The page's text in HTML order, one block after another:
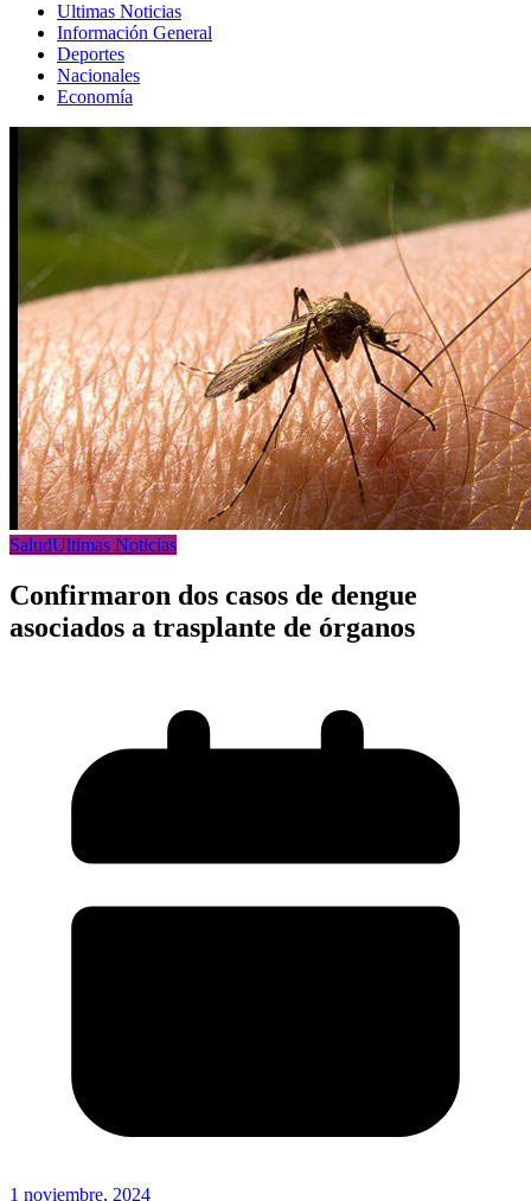
Ultimas Noticias
Información General
Deportes
Nacionales
Economía
SaludUltimas Noticias
Confirmaron dos casos de dengue
asociados a trasplante de órganos
1 noviembre, 2024